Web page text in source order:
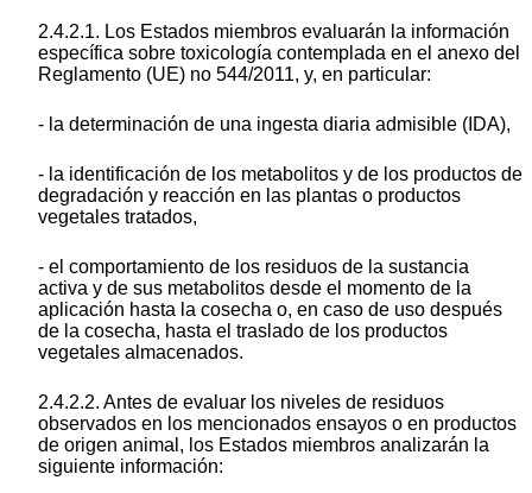
2.4.2.1. Los Estados miembros evaluarán la información
específica sobre toxicología contemplada en el anexo del
Reglamento (UE) no 544/2011, y, en particular:
- la determinación de una ingesta diaria admisible (IDA),
- la identificación de los metabolitos y de los productos de
degradación y reacción en las plantas o productos
vegetales tratados,
- el comportamiento de los residuos de la sustancia
activa y de sus metabolitos desde el momento de la
aplicación hasta la cosecha o, en caso de uso después
de la cosecha, hasta el traslado de los productos
vegetales almacenados.
2.4.2.2. Antes de evaluar los niveles de residuos
observados en los mencionados ensayos o en productos
de origen animal, los Estados miembros analizarán la
siguiente información: